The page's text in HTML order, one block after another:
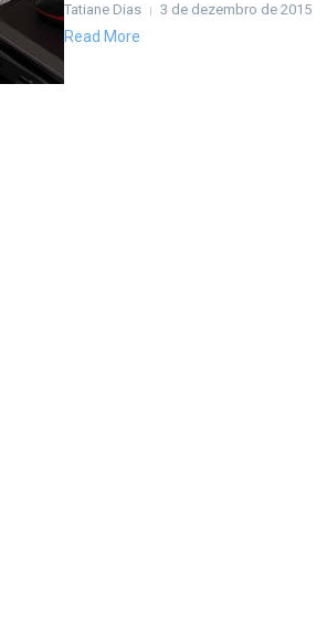
Tatiane Dias 3 de dezembro de 2015
Read More